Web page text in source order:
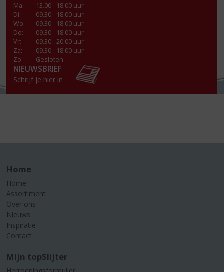
Ma:
13.00 - 18.00 uur
Di:
09.30 - 18.00 uur
Wo:
09.30 - 18.00 uur
Do:
09.30 - 18.00 uur
Vr:
09.30 - 20.00 uur
Za:
09.30 - 18.00 uur
Zo:
Gesloten
NIEUWSBRIEF
Schrijf je hier in
Home
Home
Assortiment
Over ons
Nieuws
Inspiratie
Contact
Mijn topSlijter